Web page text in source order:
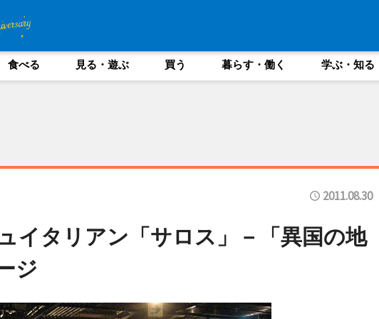
食べる 見る・遊ぶ 買う 暮らす・働く 学ぶ・知る
2011.08.30
イタリアン「サロス」－「異国の地
ジ